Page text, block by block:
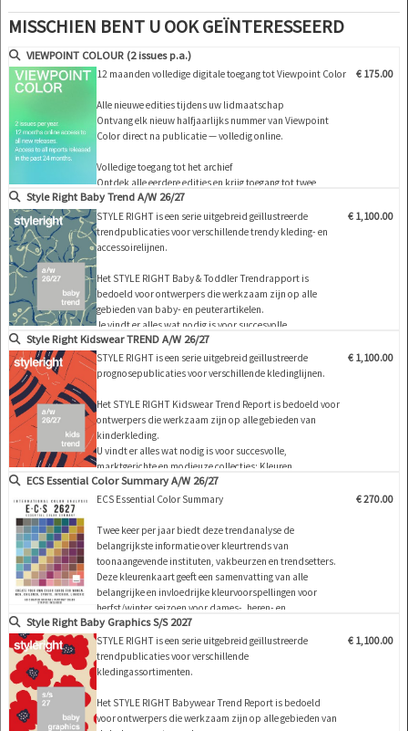
van 10 x 10 cm
- Voorstellen voor kleurencombinaties
- Online toegang "24/7" toegang waar ook ter wereld.
- QTX, LAB en RGB waarden inbegrepen en beschikbaar om te
downloaden voor elke kleur.
- Beschikbaar voor vrouwen, mannen, sport, kinderen en interieur
>> Preview toegang als online formaat voordat de fysieke
kaart wordt gepubliceerd
>> Online toegang tot 2 voorgaande …
MISSCHIEN BENT U OOK GEÏNTERESSEERD
VIEWPOINT COLOUR (2 issues p.a.)
12 maanden volledige digitale toegang tot Viewpoint Color
Alle nieuwe edities tijdens uw lidmaatschap
Ontvang elk nieuw halfjaarlijks nummer van Viewpoint
Color direct na publicatie — volledig online.
Volledige toegang tot het archief
Ontdek alle eerdere edities en krijg toegang tot twee
decennia aan …
€ 175.00
Style Right Baby Trend A/W 26/27
STYLE RIGHT is een serie uitgebreid geïllustreerde
trendpublicaties voor verschillende trendy kleding- en
accessoirelijnen.
Het STYLE RIGHT Baby & Toddler Trendrapport is
bedoeld voor ontwerpers die werkzaam zijn op alle
gebieden van baby- en peuterartikelen.
Je vindt er alles wat nodig is voor succesvolle,
marktgerichte en modieuze collecties: Kleuren, specifieke
kledingstukken, belangrijke producten (shirts, T-shirts,
broeken, jassen en accessoires zoals sokken en
€ 1,100.00
Style Right Kidswear TREND A/W 26/27
STYLE RIGHT is een serie uitgebreid geïllustreerde
prognosepublicaties voor verschillende kledinglijnen.
Het STYLE RIGHT Kidswear Trend Report is bedoeld voor
ontwerpers die werkzaam zijn op alle gebieden van
kinderkleding.
U vindt er alles wat nodig is voor succesvolle,
marktgerichte en modieuze collecties: Kleuren,
leeftijdsgebonden kleding (shirts, T-shirts, broeken,
jassen en accessoires zoals sokken en schoenen), maar
produc…
€ 1,100.00
ECS Essential Color Summary A/W 26/27
ECS Essential Color Summary
Twee keer per jaar biedt deze trendanalyse de
belangrijkste informatie over kleurtrends van
toonaangevende instituten, vakbeurzen en trendsetters.
Deze kleurenkaart geeft een samenvatting van alle
belangrijke en invloedrijke kleurvoorspellingen voor
herfst/winter seizoen voor dames-, heren- en
kinderkleding, sportkleding, lingerie en interieur.
Tijdens het onderzoek werd rekening gehouden met de
kleurvoorspellingen van mode-instituten, toonaangevende
i…
€ 270.00
Style Right Baby Graphics S/S 2027
STYLE RIGHT is een serie uitgebreid geïllustreerde
trendpublicaties voor verschillende
kledingassortimenten.
Het STYLE RIGHT Babywear Trend Report is bedoeld
voor ontwerpers die werkzaam zijn op alle gebieden van
€ 1,100.00